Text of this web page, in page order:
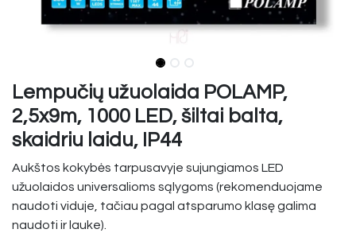
Lempučių užuolaida POLAMP,
2,5x9m, 1000 LED, šiltai balta,
skaidriu laidu, IP44
Aukštos kokybės tarpusavyje sujungiamos LED
užuolaidos universalioms sąlygoms (rekomenduojame
naudoti viduje, tačiau pagal atsparumo klasę galima
naudoti ir lauke).